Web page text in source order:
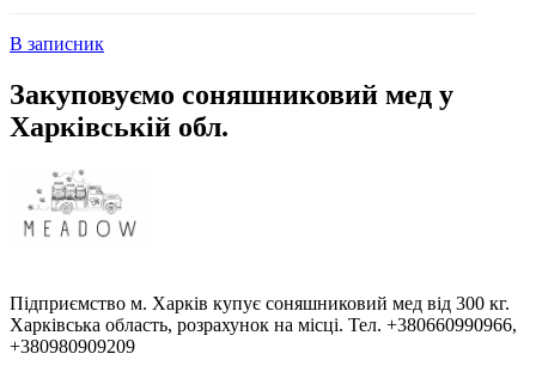
В записник
Закуповуємо соняшниковий мед у
Харківській обл.
Підприємство м. Харків купує соняшниковий мед від 300 кг.
Харківська область, розрахунок на місці. Тел. +380660990966,
+380980909209